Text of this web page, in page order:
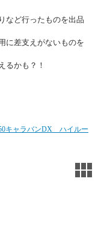
など行ったものを出品
に差支えがないものを
るかも？！
キャラバンDX ハイルー